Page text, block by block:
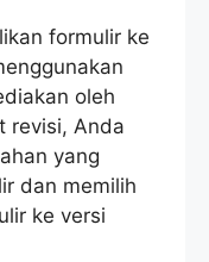
formulir ke
oleh
revisi, Anda
yang
dan memilih
ke versi